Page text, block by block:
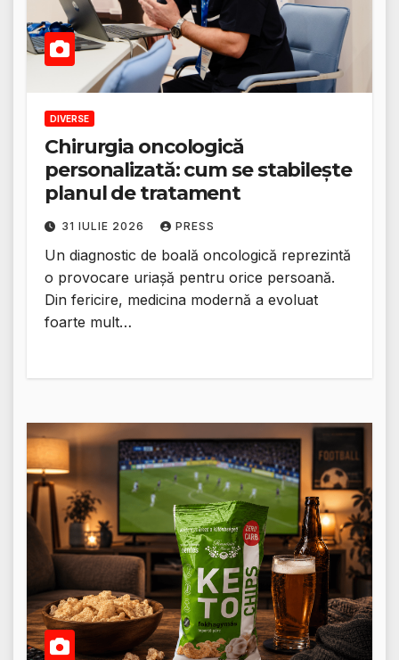
DIVERSE
Chirurgia oncologică
personalizată: cum se stabilește
planul de tratament
31 IULIE 2026 PRESS
Un diagnostic de boală oncologică reprezintă
o provocare uriașă pentru orice persoană.
Din fericire, medicina modernă a evoluat
foarte mult…